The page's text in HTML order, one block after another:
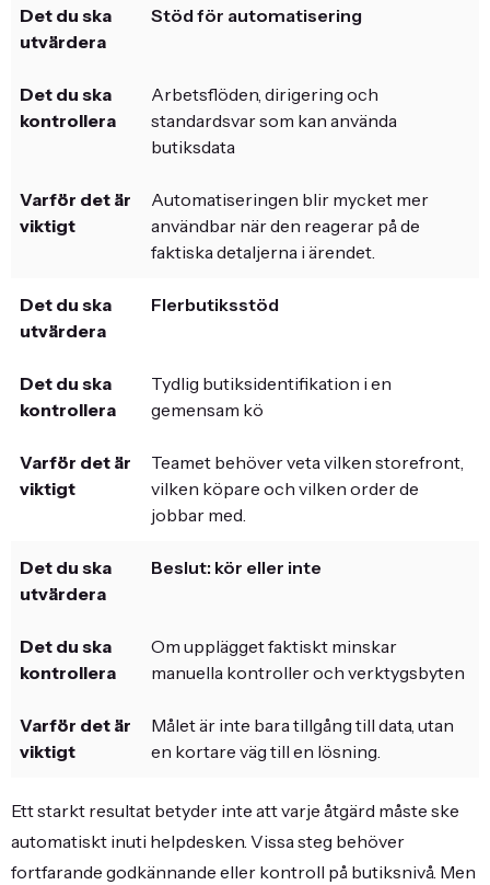
Stöd för automatisering
Arbetsflöden, dirigering och
standardsvar som kan använda
butiksdata
Automatiseringen blir mycket mer
användbar när den reagerar på de
faktiska detaljerna i ärendet.
Flerbutiksstöd
Tydlig butiksidentifikation i en
gemensam kö
Teamet behöver veta vilken storefront,
vilken köpare och vilken order de
jobbar med.
Beslut: kör eller inte
Om upplägget faktiskt minskar
manuella kontroller och verktygsbyten
Målet är inte bara tillgång till data, utan
en kortare väg till en lösning.
Ett starkt resultat betyder inte att varje åtgärd måste ske
automatiskt inuti helpdesken. Vissa steg behöver
fortfarande godkännande eller kontroll på butiksnivå. Men